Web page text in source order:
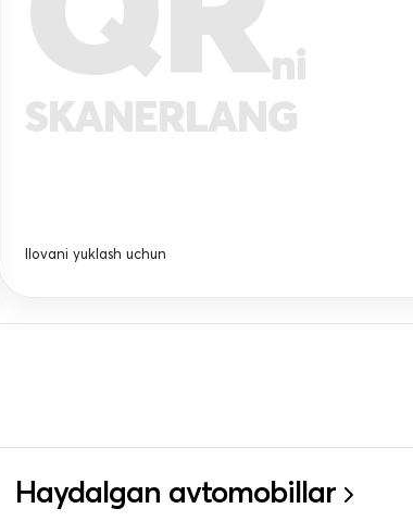
ni
SKANERLANG
Ilovani yuklash uchun
Haydalgan avtomobillar